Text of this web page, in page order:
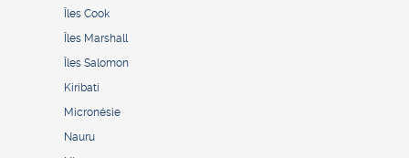
Îles Cook
Îles Marshall
Îles Salomon
Kiribati
Micronésie
Nauru